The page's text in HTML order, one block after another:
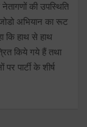
की उपस्थिति
अभियान का रूट
कि हाथ से हाथ
किये गये हैं तथा
पार्टी के शीर्ष